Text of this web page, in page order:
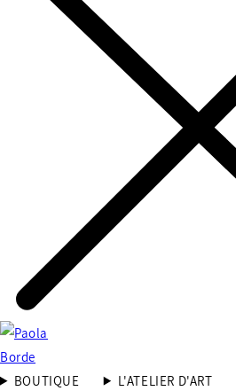
BOUTIQUE L'ATELIER D'ART